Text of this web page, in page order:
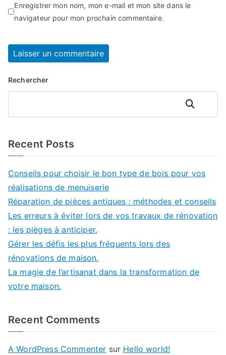
Enregistrer mon nom, mon e-mail et mon site dans le
navigateur pour mon prochain commentaire.
Rechercher
Rechercher
Recent Posts
Conseils pour choisir le bon type de bois pour vos
réalisations de menuiserie
Réparation de pièces antiques : méthodes et conseils
Les erreurs à éviter lors de vos travaux de rénovation
: les pièges à anticiper.
Gérer les défis les plus fréquents lors des
rénovations de maison.
La magie de l’artisanat dans la transformation de
votre maison.
Recent Comments
A WordPress Commenter sur Hello world!